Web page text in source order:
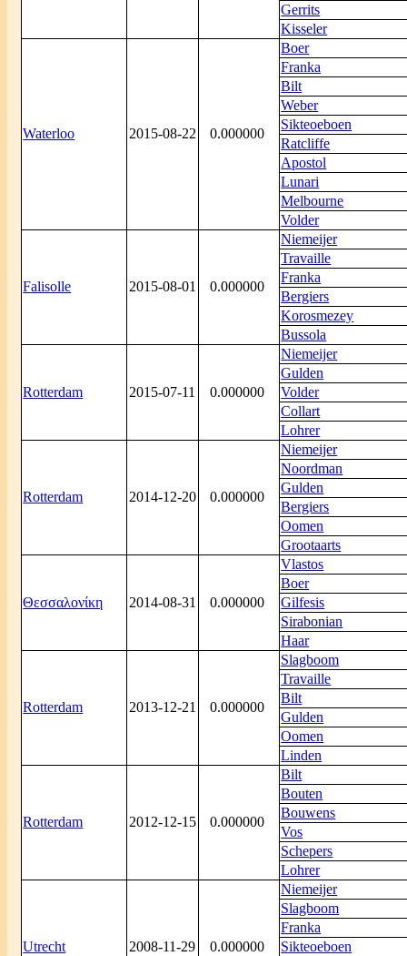
Gerrits
Kisseler
Waterloo 2015-08-22 0.000000
Boer
Franka
Bilt
Weber
Sikteoeboen
Ratcliffe
Apostol
Lunari
Melbourne
Volder
Falisolle 2015-08-01 0.000000
Niemeijer
Travaille
Franka
Bergiers
Korosmezey
Bussola
Rotterdam 2015-07-11 0.000000
Niemeijer
Gulden
Volder
Collart
Lohrer
Rotterdam 2014-12-20 0.000000
Niemeijer
Noordman
Gulden
Bergiers
Oomen
Grootaarts
Θεσσαλονίκη 2014-08-31 0.000000
Vlastos
Boer
Gilfesis
Sirabonian
Haar
Rotterdam 2013-12-21 0.000000
Slagboom
Travaille
Bilt
Gulden
Oomen
Linden
Rotterdam 2012-12-15 0.000000
Bilt
Bouten
Bouwens
Vos
Schepers
Lohrer
Utrecht 2008-11-29 0.000000
Niemeijer
Slagboom
Franka
Sikteoeboen